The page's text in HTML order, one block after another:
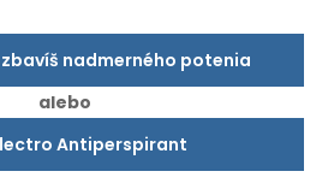
nadmerného potenia
alebo
Antiperspirant